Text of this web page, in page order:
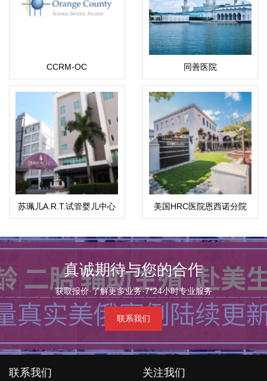
CCRM-OC 同善医院
苏珮儿A.R.T.试管婴儿中心 美国HRC医院恩西诺分院
真诚期待与您的合作
获取报价·了解更多业务·7*24小时专业服务
联系我们
联系我们 关注我们